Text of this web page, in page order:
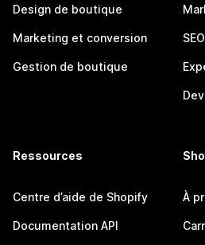
Design de boutique
Marketing et conversion
Gestion de boutique
SEO
Ressources
Centre d’aide de Shopify
Documentation API
À